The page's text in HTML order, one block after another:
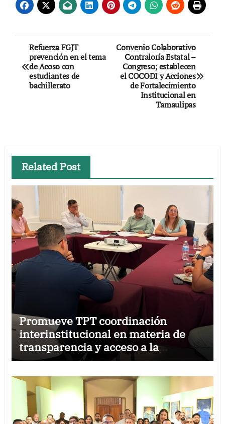
Navegación
de
entradas
Refuerza FGJT
prevención en el tema
de Acoso con
estudiantes de
bachillerato
Convenio Colaborativo
Contraloría Estatal –
Congreso; establecen
el COCODI y Acciones
de Fortalecimiento
Institucional en
Tamaulipas
Related Post
Promueve TPT coordinación
interinstitucional en materia de
transparencia y acceso a la
información pública